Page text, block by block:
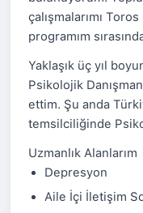
çalışmalarımı
programım
Yaklaşık üç yıl
Psikolojik
ettim. Şu anda
temsilciliğinde
Uzmanlık Alanlarım
Depresyon
Aile İçi İletişim